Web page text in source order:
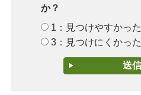
か？
1：見つけやすかった
3：見つけにくかった